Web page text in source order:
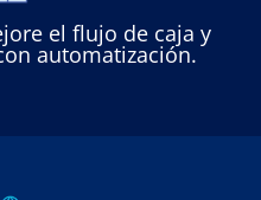
el flujo de caja y
automatización.